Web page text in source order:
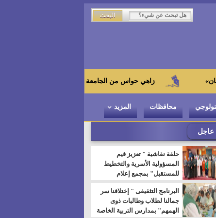
زاهي حواس من الجامعة اليابانية : "توت عنخ آمون" هو بطل المتحف
محافظات المزيد
عاجل
حلقة نقاشية " تعزيز قيم
المسؤولية الأسرية والتخطيط
للمستقبل" بمجمع إعلام
السويس
البرنامج التثقيفى " إختلافنا سر
جمالنا لطلاب وطالبات ذوى
الهمهم" بمدارس التربية الخاصة